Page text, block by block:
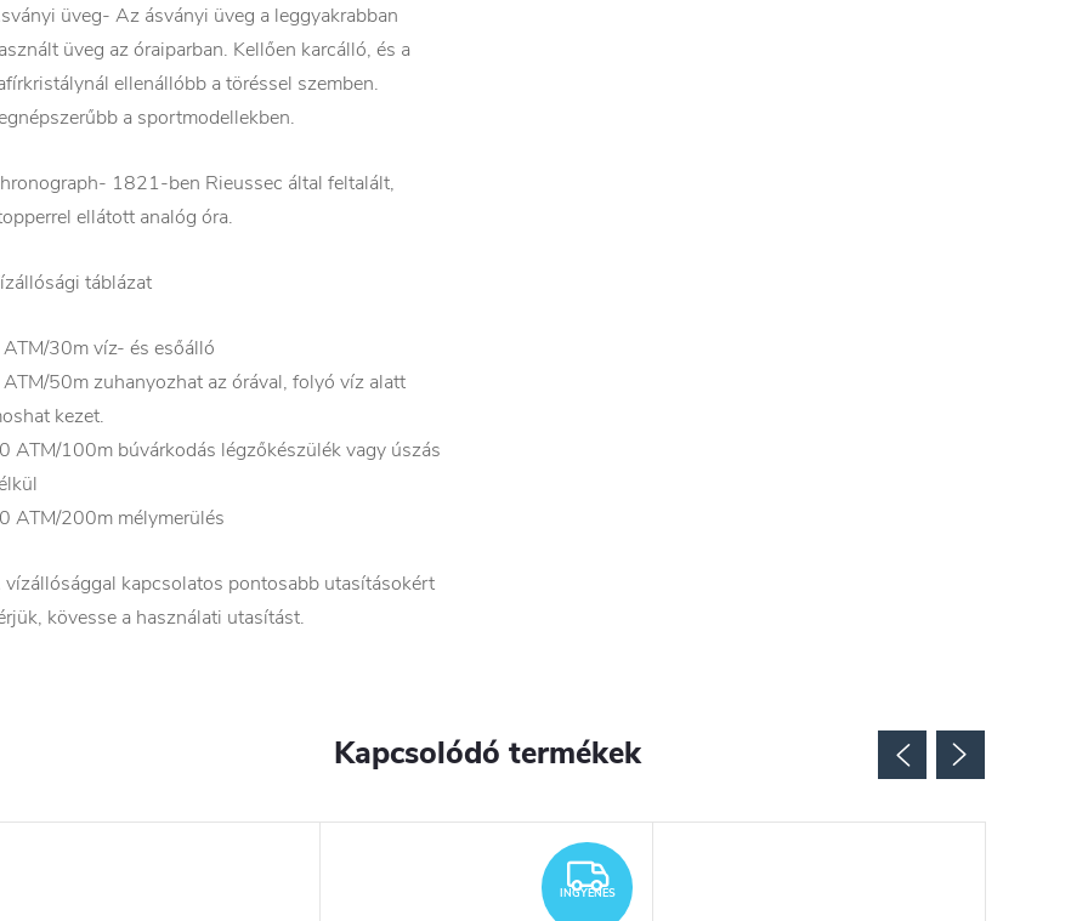
üveg- Az ásványi üveg a leggyakrabban
üveg az óraiparban. Kellően karcálló, és a
ellenállóbb a töréssel szemben.
a sportmodellekben.
1821-ben Rieussec által feltalált,
ellátott analóg óra.
táblázat
30m víz- és esőálló
50m zuhanyozhat az órával, folyó víz alatt
kezet.
ATM/100m búvárkodás légzőkészülék vagy úszás
ATM/200m mélymerülés
vízállósággal kapcsolatos pontosabb utasításokért
kövesse a használati utasítást.
Kapcsolódó termékek
INGYENES
INGYENES